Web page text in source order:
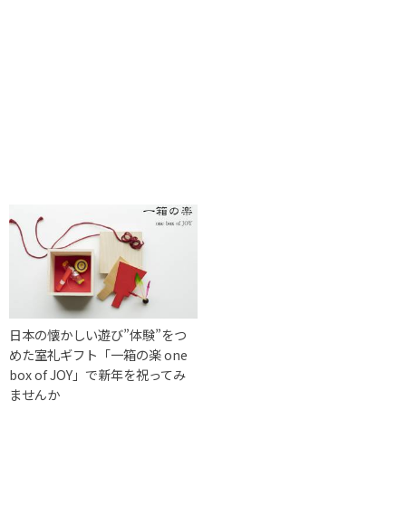
日本の懐かしい遊び”体験”をつ
めた室礼ギフト「一箱の楽 one
box of JOY」で新年を祝ってみ
ませんか